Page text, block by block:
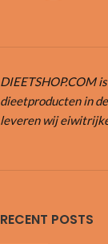
DIEETSHOP.COM
dieetproducten in
leveren wij
RECENT POSTS